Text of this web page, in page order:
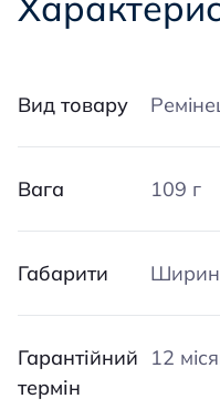
Вид товару
Вага 109 г
Габарити
Гарантійний
термін
12